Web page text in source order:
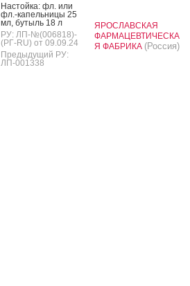
Нас­той­ка: фл. или
фл.-ка­пель­ни­цы 25
мл, бу­тыль 18 л
РУ: ЛП-№(006818)-
(РГ-RU) от 09.09.24
Предыдущий РУ:
ЛП-001338
ЯРОСЛАВСКАЯ
ФАРМАЦЕВТИЧЕСКА
Я ФАБРИКА (Россия)